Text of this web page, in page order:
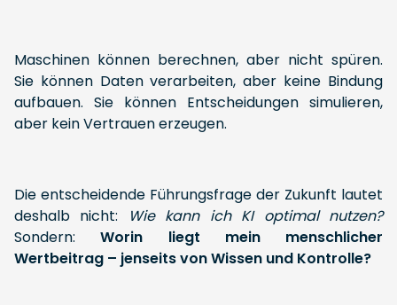
Maschinen können berechnen, aber nicht spüren.
Sie können Daten verarbeiten, aber keine Bindung
aufbauen. Sie können Entscheidungen simulieren,
aber kein Vertrauen erzeugen.
Die entscheidende Führungsfrage der Zukunft lautet
deshalb nicht:
Wie kann ich KI optimal nutzen?
Sondern:Worin liegt mein menschlicher
Wertbeitrag – jenseits von Wissen und Kontrolle?